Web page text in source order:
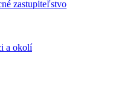
zastupiteľstvo
a okolí